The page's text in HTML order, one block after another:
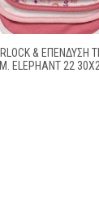
& ΕΠΈΝΔΥΣΗ
ELEPHANT 22